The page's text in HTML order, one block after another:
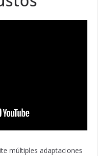
múltiples adaptaciones